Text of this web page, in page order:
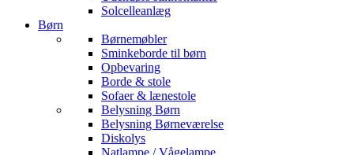
Solcelleanlæg
Børn
Børnemøbler
Sminkeborde til børn
Opbevaring
Borde & stole
Sofaer & lænestole
Belysning Børn
Belysning Børneværelse
Diskolys
Natlampe / Vågelampe